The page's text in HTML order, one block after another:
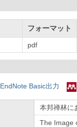
フォーマット
pdf
EndNote Basic出力
本邦禅林に
The Image